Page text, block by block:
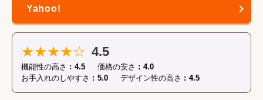
★★★★☆ 4.5
機能性の高さ 4.5 価格の安さ
4.0
お手入れのしやすさ
5.0 デザイン性の高さ 4.5